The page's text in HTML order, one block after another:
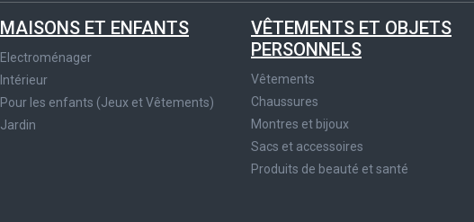
MAISONS ET ENFANTS
Electroménager
Intérieur
Pour les enfants (Jeux et Vêtements)
Jardin
VÊTEMENTS ET OBJETS
PERSONNELS
Vêtements
Chaussures
Montres et bijoux
Sacs et accessoires
Produits de beauté et santé